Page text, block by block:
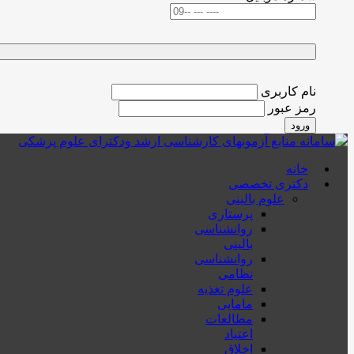
نام کاربری
رمز عبور
ورود
خانه
دکتری تخصصی
علوم بالینی
پرستاری
روانشناسی
بالینی
روانشناسی
نظامی
علوم تغذیه
مامایی
مطالعات
اعتیاد
اخلاق